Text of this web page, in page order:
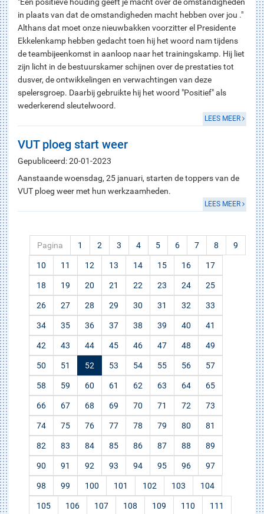
in plaats van dat de omstandigheden macht hebben over jou ."
Althans dat moet onze nieuwbakken voorzitter el Presidente
Ekkelenkamp hebben gedacht toen hij het woord nam tijdens
de teambijeenkomst in aanloop naar het trainingskamp. Hij liet
zijn licht in de bestuurskamer schijnen over de prestaties tot
dusver, de ontwikkelingen en verwachtingen van deze
spelersgroep. Daarbij gebruikte hij het woord "Positief" als
wederkerend sleutelwoord.
LEES MEER
VUT ploeg start weer
Gepubliceerd: 20-01-2023
Aanstaande woensdag, 25 januari, starten de toppers van de
VUT ploeg weer met hun werkzaamheden.
LEES MEER
Pagina 1 2 3 4 5 6 7 8 9
10 11 12 13 14 15 16 17
18 19 20 21 22 23 24 25
26 27 28 29 30 31 32 33
34 35 36 37 38 39 40 41
42 43 44 45 46 47 48 49
50 51 52 53 54 55 56 57
58 59 60 61 62 63 64 65
66 67 68 69 70 71 72 73
74 75 76 77 78 79 80 81
82 83 84 85 86 87 88 89
90 91 92 93 94 95 96 97
98 99 100 101 102 103 104
105 106 107 108 109 110 111